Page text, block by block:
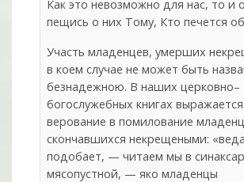
Как это невозможно для нас, то и
пещись о них Тому, Кто печется
Участь младенцев, умерших
в коем случае не может быть
безнадежною. В наших церковно–
богослужебных книгах
верование в помилование
скончавшихся некрещеными:
подобает, — читаем мы в
мясопустной, — яко младенцы